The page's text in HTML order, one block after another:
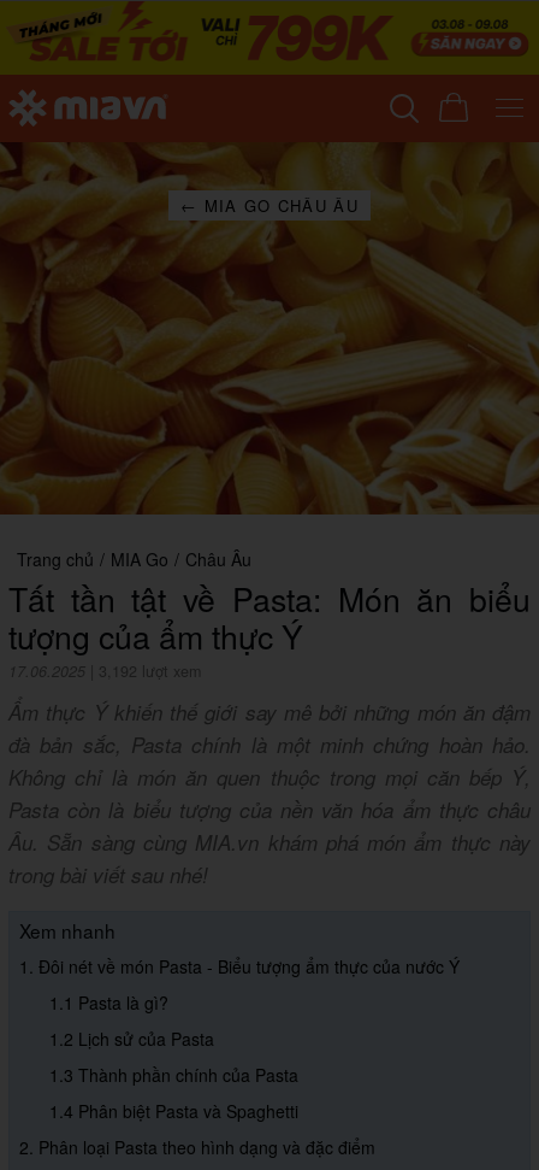
← MIA GO CHÂU ÂU
Trang chủ / MIA Go / Châu Âu
Tất tần tật về Pasta: Món ăn biểu
tượng của ẩm thực Ý
17.06.2025 3,192 lượt xem
Ẩm thực Ý khiến thế giới say mê bởi những món ăn đậm
đà bản sắc, Pasta chính là một minh chứng hoàn hảo.
Không chỉ là món ăn quen thuộc trong mọi căn bếp Ý,
Pasta còn là biểu tượng của nền văn hóa ẩm thực châu
Âu. Sẵn sàng cùng MIA.vn khám phá món ẩm thực này
trong bài viết sau nhé!
Xem nhanh
1. Đôi nét về món Pasta - Biểu tượng ẩm thực của nước Ý
1.1 Pasta là gì?
1.2 Lịch sử của Pasta
1.3 Thành phần chính của Pasta
1.4 Phân biệt Pasta và Spaghetti
2. Phân loại Pasta theo hình dạng và đặc điểm